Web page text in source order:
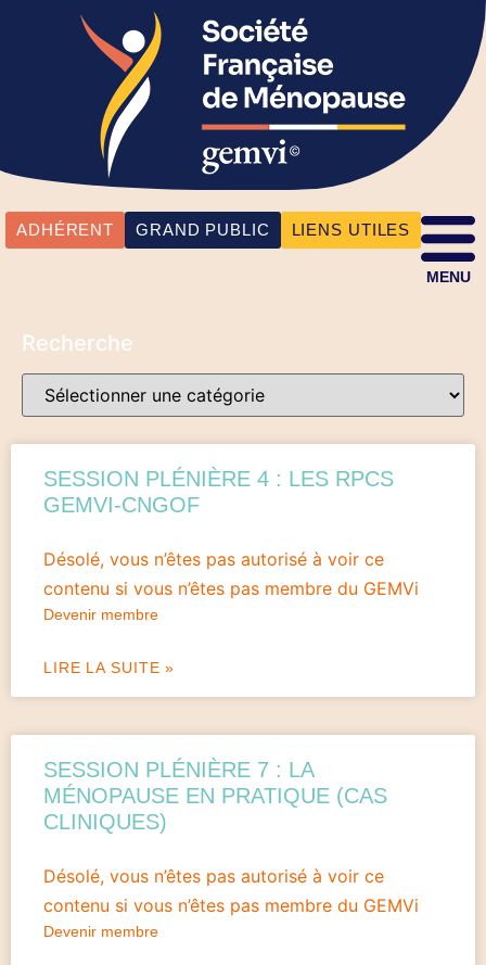
ADHÉRENT GRAND PUBLIC LIENS UTILES
MENU
Recherche
SESSION PLÉNIÈRE 4 : LES RPCS
GEMVI-CNGOF
Désolé, vous n’êtes pas autorisé à voir ce
contenu si vous n’êtes pas membre du GEMVi
Devenir membre
LIRE LA SUITE »
SESSION PLÉNIÈRE 7 : LA
MÉNOPAUSE EN PRATIQUE (CAS
CLINIQUES)
Désolé, vous n’êtes pas autorisé à voir ce
contenu si vous n’êtes pas membre du GEMVi
Devenir membre